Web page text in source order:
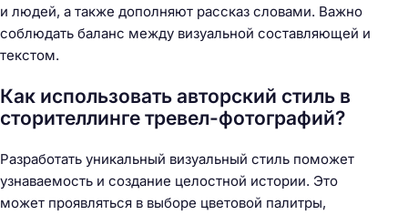
и людей, а также дополняют рассказ словами. Важно
соблюдать баланс между визуальной составляющей и
текстом.
Как использовать авторский стиль в
сторителлинге тревел-фотографий?
Разработать уникальный визуальный стиль поможет
узнаваемость и создание целостной истории. Это
может проявляться в выборе цветовой палитры,